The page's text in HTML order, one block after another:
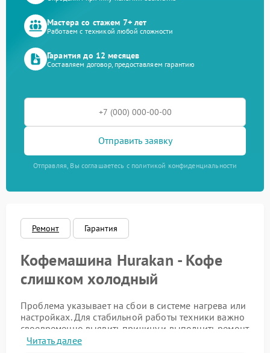
Мастера со стажем 7+ лет
Работаем с техникой любой сложности
Гарантия до 12 месяцев
Составляем договор, предоставляем гарантию
Отправить заявку
Отправляя, Вы соглашаетесь с политикой конфиденциальности
Ремонт Гарантия
Кофемашина Hurakan - Кофе
слишком холодный
Проблема указывает на сбои в системе нагрева или
настройках. Для стабильной работы техники важно
своевременно выявить причину и выполнить ремонт
Hurakan с учетом всех особенностей конструкции.
Читать далее